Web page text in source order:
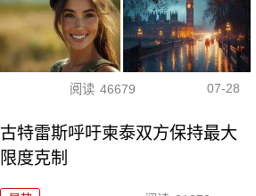
阅读 46679 07-28
古特雷斯呼吁柬泰双方保持最大
限度克制